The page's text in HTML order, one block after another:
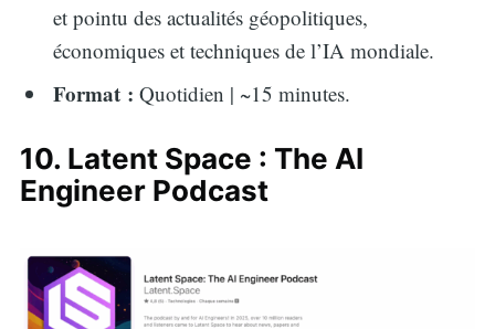
et pointu des actualités géopolitiques,
économiques et techniques de l’IA mondiale.
Format : Quotidien | ~15 minutes.
10. Latent Space : The AI
Engineer Podcast